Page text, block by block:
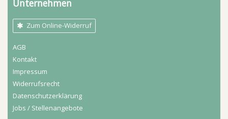
Unternehmen
Zum Online-Widerruf
AGB
Kontakt
Impressum
Widerrufs­recht
Daten­schutz­erklärung
Jobs / Stellenangebote